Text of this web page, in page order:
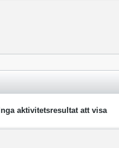
Inga aktivitetsresultat att visa